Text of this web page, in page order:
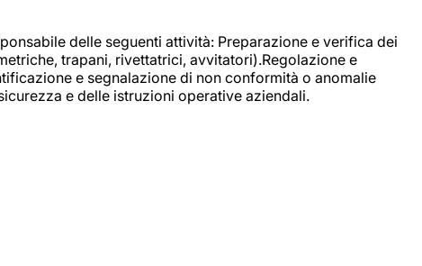
delle seguenti attività: Preparazione e verifica dei
trapani, rivettatrici, avvitatori).Regolazione e
e segnalazione di non conformità o anomalie
e delle istruzioni operative aziendali.